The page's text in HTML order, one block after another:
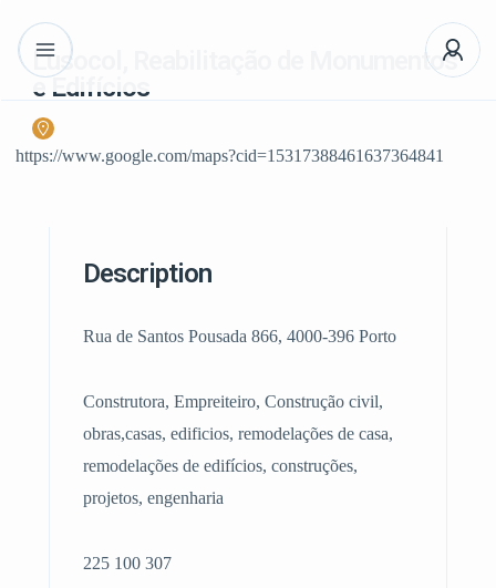
Lusocol, Reabilitação de Monumentos
e Edifícios
https://www.google.com/maps?cid=15317388461637364841
Description
Rua de Santos Pousada 866, 4000-396 Porto
Construtora, Empreiteiro, Construção civil,
obras,casas, edificios, remodelações de casa,
remodelações de edifícios, construções,
projetos, engenharia
225 100 307